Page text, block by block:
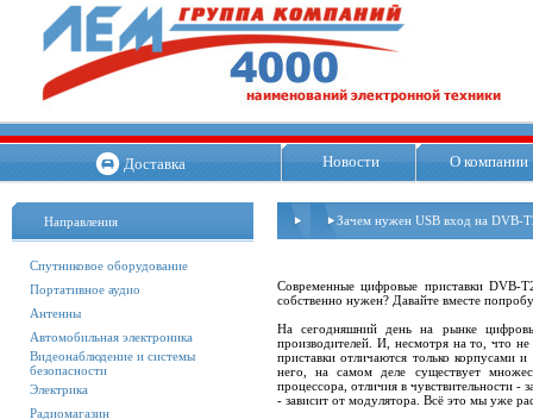
Доставка Новости О компании
Направления
Спутниковое оборудование
Портативное аудио
Антенны
Автомобильная электроника
Видеонаблюдение и системы
безопасности
Электрика
Радиомагазин
Зачем нужен USB вход на DVB-
Современные цифровые приставки DVB-
собственно нужен? Давайте вместе
На сегодняшний день на рынке
производителей. И, несмотря на то, что
приставки отличаются только корпусами
него, на самом деле существует
процессора, отличия в чувствительности -
- зависит от модулятора. Всё это мы уже